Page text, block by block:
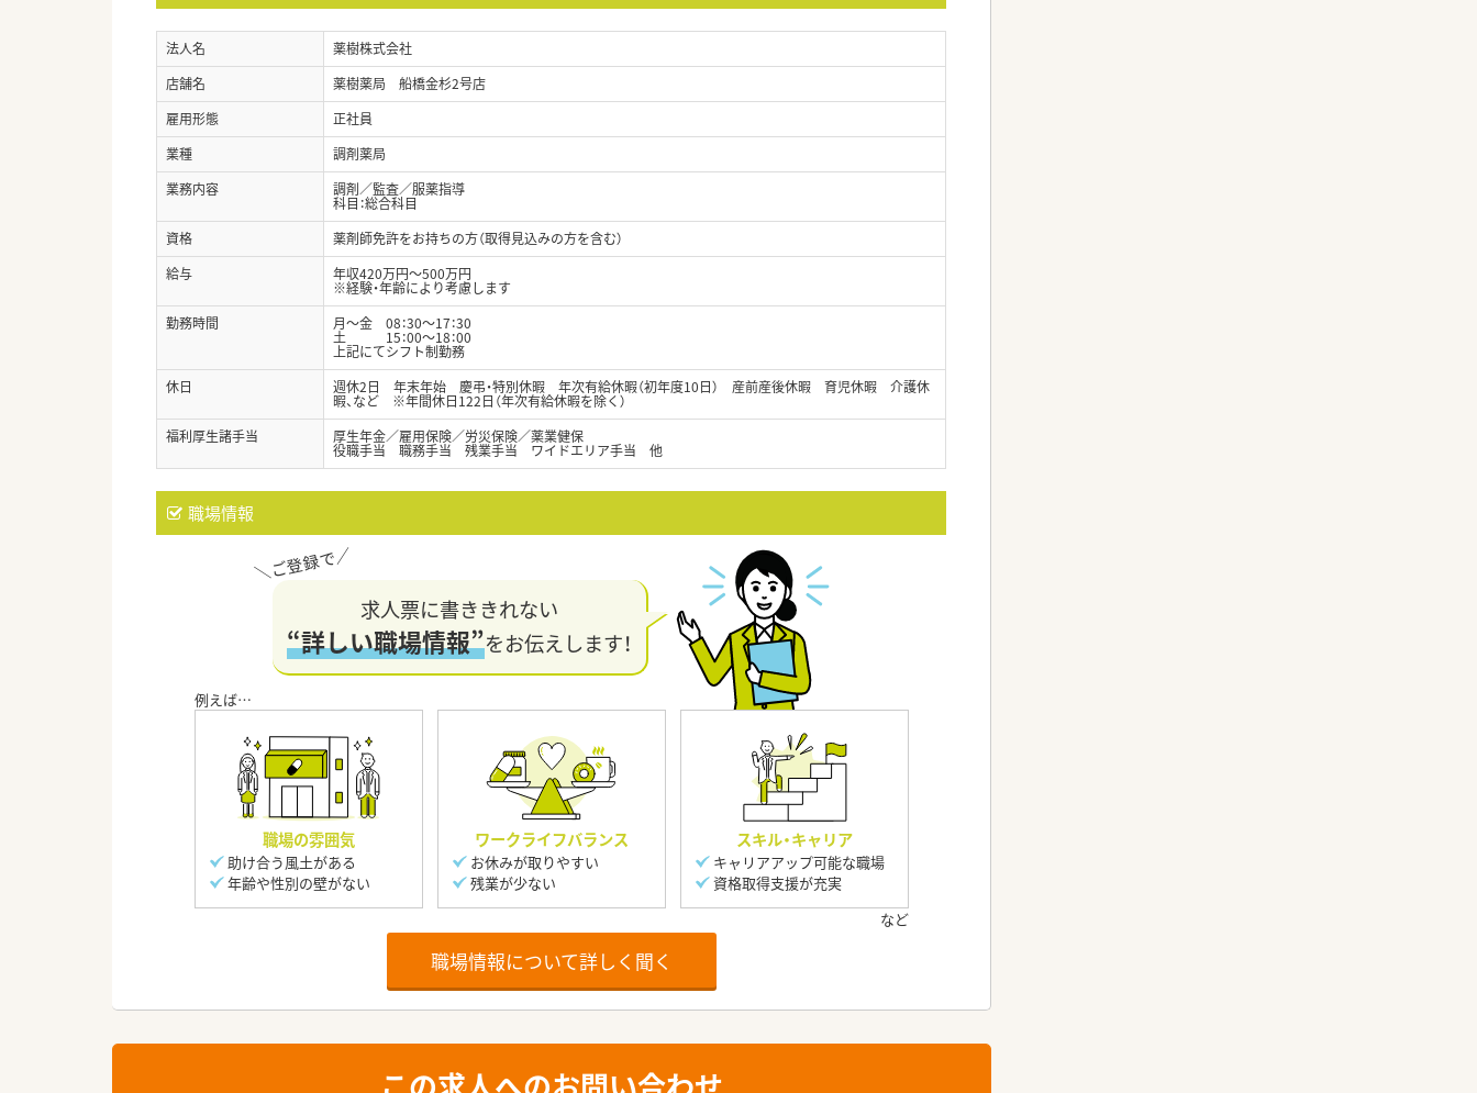
法人名
薬樹株式会社
店舗名
薬樹薬局 船橋金杉2号店
雇用形態
正社員
業種
調剤薬局
業務内容
調剤／監査／服薬指導
科目：総合科目
資格
薬剤師免許をお持ちの方（取得見込みの方を含む）
給与
年収420万円～500万円
※経験・年齢により考慮します
勤務時間
月～金 08：30～17：30
土 15：00～18：00
上記にてシフト制勤務
休日
週休2日 年末年始 慶弔・特別休暇 年次有給休暇（初年度10日） 産前産後休暇 育児休暇 介護休
暇、など ※年間休日122日（年次有給休暇を除く）
福利厚生諸手当
厚生年金／雇用保険／労災保険／薬業健保
役職手当 職務手当 残業手当 ワイドエリア手当 他
職場情報
求人票に書ききれない
“詳しい職場情報”をお伝えします！
職場の雰囲気
助け合う風土がある
年齢や性別の壁がない
ワークライフバランス
お休みが取りやすい
残業が少ない
スキル・キャリア
キャリアアップ可能な職場
資格取得支援が充実
職場情報について詳しく聞く